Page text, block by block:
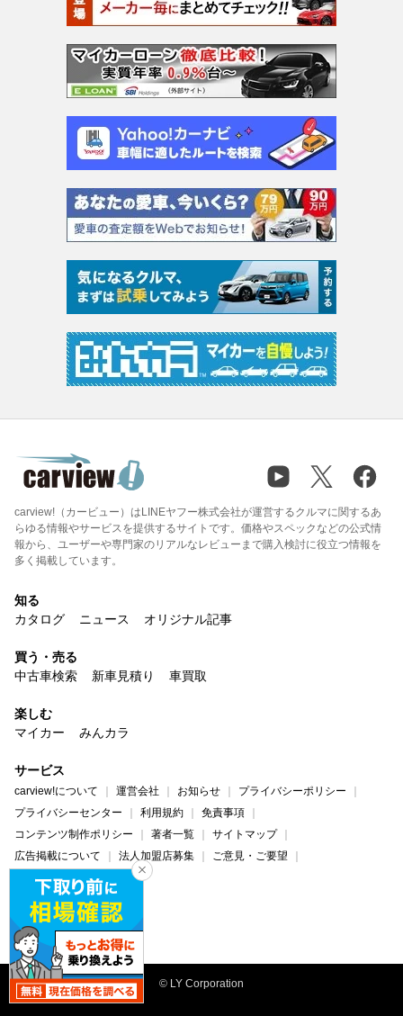
carview!（カービュー）はLINEヤフー株式会社が運営するクルマに関するあ
らゆる情報やサービスを提供するサイトです。価格やスペックなどの公式情
報から、ユーザーや専門家のリアルなレビューまで購入検討に役立つ情報を
多く掲載しています。
知る
カタログ
ニュース オリジナル記事
買う・売る
中古車検索
新車見積り 車買取
楽しむ
マイカー
みんカラ
サービス
carview!について 運営会社 お知らせ
プライバシーポリシー
プライバシーセンター
利用規約
免責事項
コンテンツ制作ポリシー
著者一覧
サイトマップ
広告掲載について
法人加盟店募集
ご意見・ご要望
ヘルプ・お問い合わせ
carview! Yahoo! JAPAN
© LY Corporation